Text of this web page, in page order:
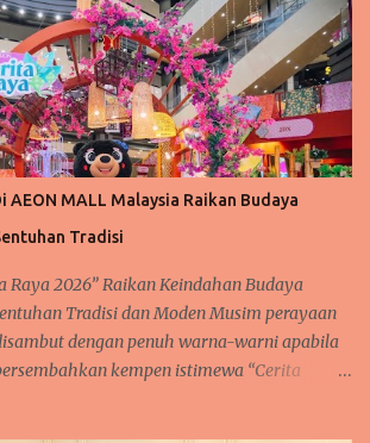
syawal. Tidak terlepas juga kepada
Soma atau nama aslinya Rosmah S.
berpengalaman dalam dunia seni. Sering
dengan suaranya yang lunak merdu. Soma
berbuka puasa "Iftar Media Gathering"
Lumpur, sebagai tanda penghargaan
media atas sokongan berterusan mereka
seninya. Acara istimewa ini bukan sahaja
mengeratkan hubungan silaturahim, tetapi
AEON MALL Malaysia Raikan Budaya
Tradisi
Raya 2026” Raikan Keindahan Budaya
Tradisi dan Moden Musim perayaan
dengan penuh warna-warni apabila
kempen istimewa “Cerita